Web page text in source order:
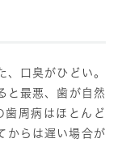
、口臭がひどい。
と最悪、歯が自然
歯周病はほとんど
からは遅い場合が